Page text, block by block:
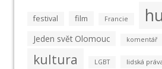
festival film Francie
Jeden svět Olomouc komentář
kultura LGBT lidská